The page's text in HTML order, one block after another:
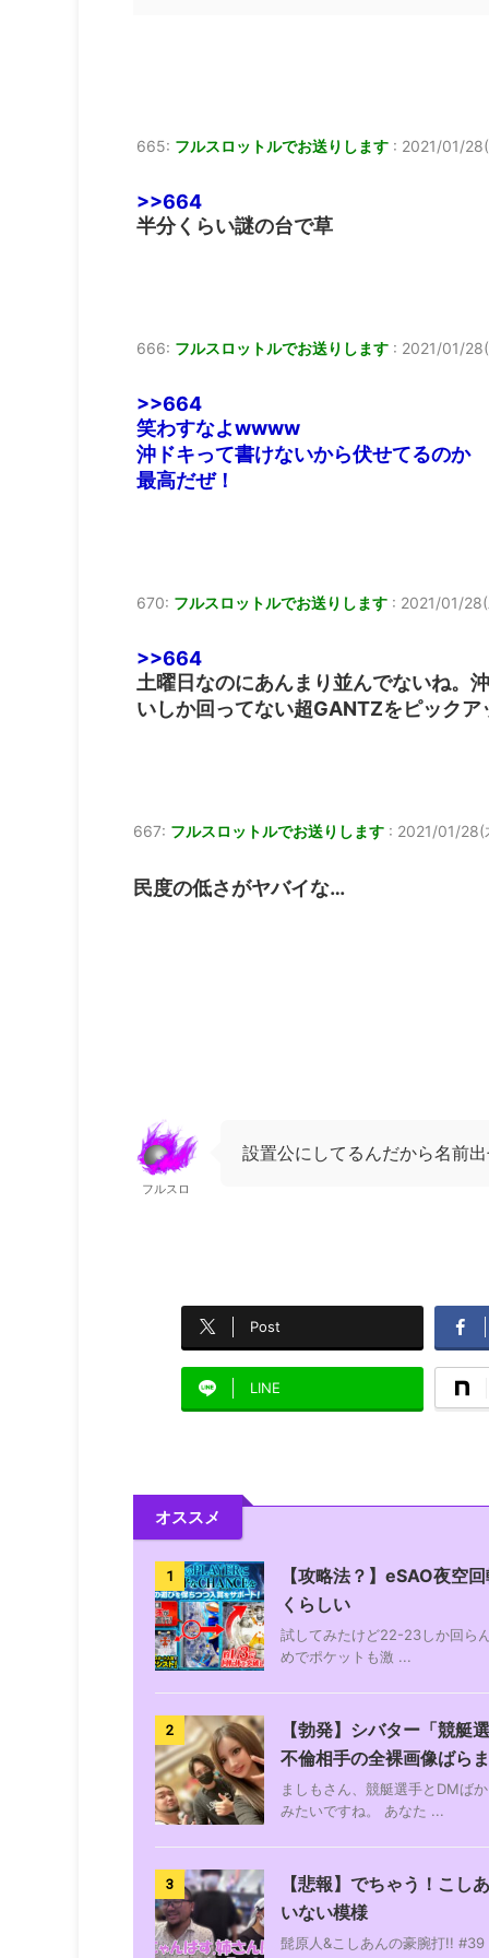
665: フルスロットルでお送りします : 2021/01/
>>664
半分くらい謎の台で草
666: フルスロットルでお送りします : 2021/01/
>>664
笑わすなよwwww
沖ドキって書けないから伏せてるのか
最高だぜ！
670: フルスロットルでお送りします : 2021/01/
>>664
土曜日なのにあんまり並んでないね。
いしか回ってない超GANTZをピック
667: フルスロットルでお送りします : 2021/01/28(
民度の低さがヤバイな…
フルスロ
設置公にしてるんだから名前
Post
LINE
オススメ
1
【攻略法？】eSAO夜空
くらしい
試してみたけど22-23しか回ら
めでポケットも激 ...
2
【勃発】シバター「競
不倫相手の全裸画像ばら
ましもさん、競艇選手とDMば
みたいですね。 あなた ...
3
【悲報】でちゃう！こし
いない模様
髭原人&こしあんの豪腕打!!